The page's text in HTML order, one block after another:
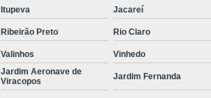
Curvamento de Tubos
Curvamento de Tubos a
Curvamento de Tubos de Aço
Curvamento de Tubos
Itupeva Jacareí
Ribeirão Preto Rio Claro
Valinhos Vinhedo
Jardim Aeronave de
Viracopos
Jardim Fernanda